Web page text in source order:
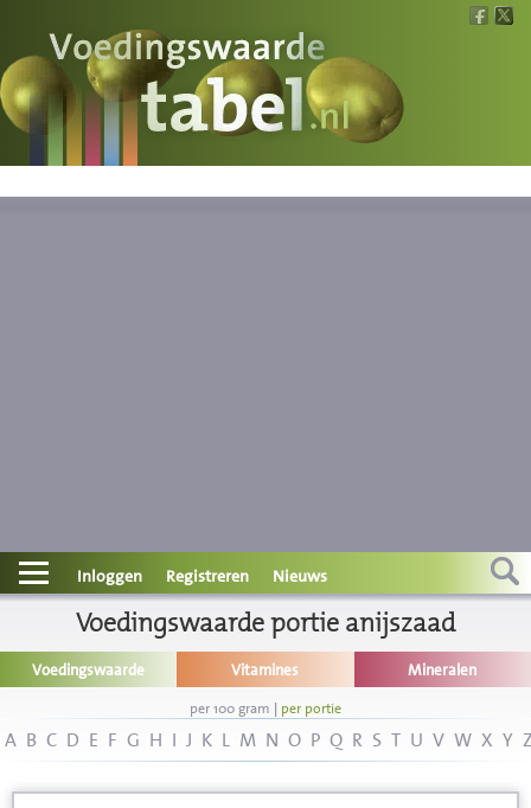
Voedingswaarde
Wat is wat?
Contact
Informatie
Disclaimer
Inloggen Registreren Nieuws
Voedingswaarde portie anijszaad
Voedingswaarde Vitamines Mineralen
per 100 gram | per portie
A B C D E F G H I J K L M N O P Q R S T U V W X Y